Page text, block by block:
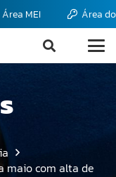
Área MEI Área
maio com alta de